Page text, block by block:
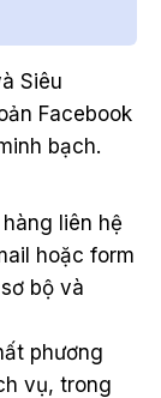
Siêu
Facebook
bạch.
liên hệ
hoặc form
bộ và
phương
vụ, trong